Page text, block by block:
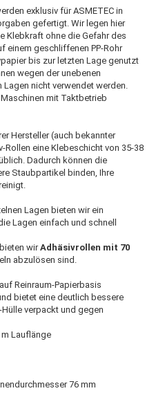
exklusiv für ASMETEC in
gefertigt. Wir legen hier
Klebkraft ohne die Gefahr des
einem geschliffenen PP-Rohr
bis zur letzten Lage genutzt
wegen der unebenen
nicht verwendet werden.
mit Taktbetrieb
Hersteller (auch bekannter
Rollen eine Klebeschicht von 35-38
Dadurch können die
Staubpartikel binden, Ihre
Lagen bieten wir ein
Lagen einfach und schnell
bieten wirAdhäsivrollen mit 70
abzulösen sind.
Reinraum-Papierbasis
bietet eine deutlich bessere
verpackt und gegen
m Lauflänge
76 mm